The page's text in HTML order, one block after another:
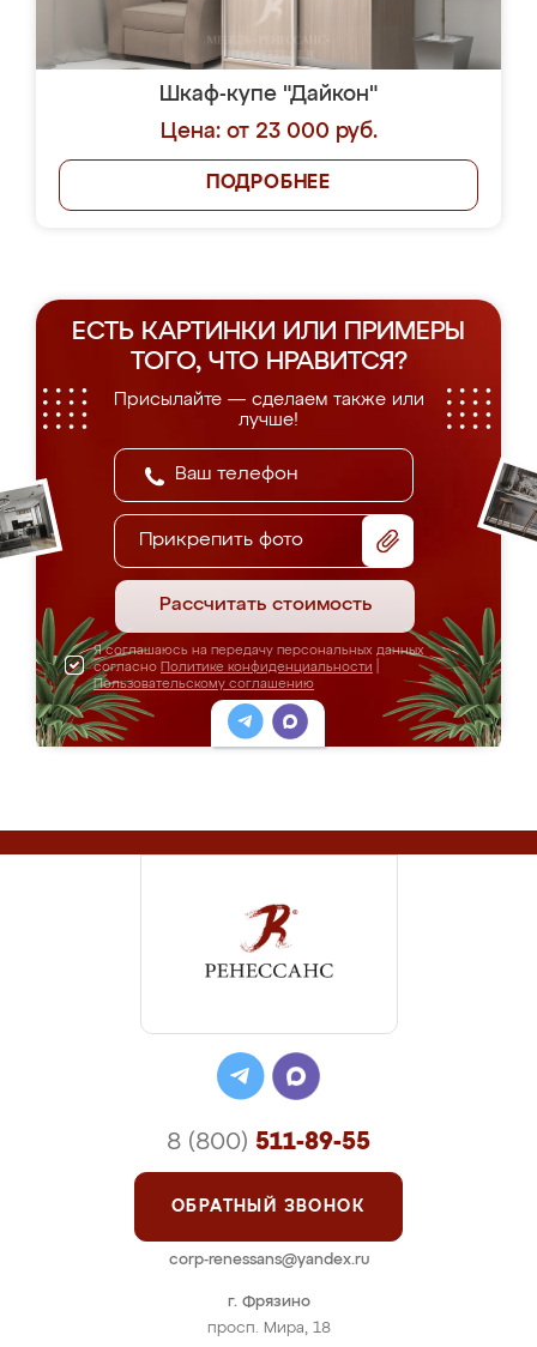
Шкаф-купе "Дайкон"
Цена: от 23 000 руб.
ПОДРОБНЕЕ
ЕСТЬ КАРТИНКИ ИЛИ ПРИМЕРЫ
ТОГО, ЧТО НРАВИТСЯ?
Присылайте — сделаем также или
лучше!
Прикрепить фото
Рассчитать стоимость
Я соглашаюсь на передачу персональных данных
согласно Политике конфиденциальности
Пользовательскому соглашению
г. Фрязино
просп. Мира, 18
8 (800) 511-89-55
ОБРАТНЫЙ ЗВОНОК
corp-renessans@yandex.ru